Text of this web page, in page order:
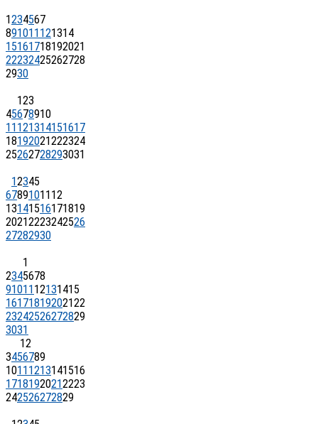
1234567
891011121314
15161718192021
22232425262728
2930
123
45678910
11121314151617
18192021222324
25262728293031
12345
6789101112
13141516171819
20212223242526
27282930
1
2345678
9101112131415
16171819202122
23242526272829
3031
12
3456789
10111213141516
17181920212223
242526272829